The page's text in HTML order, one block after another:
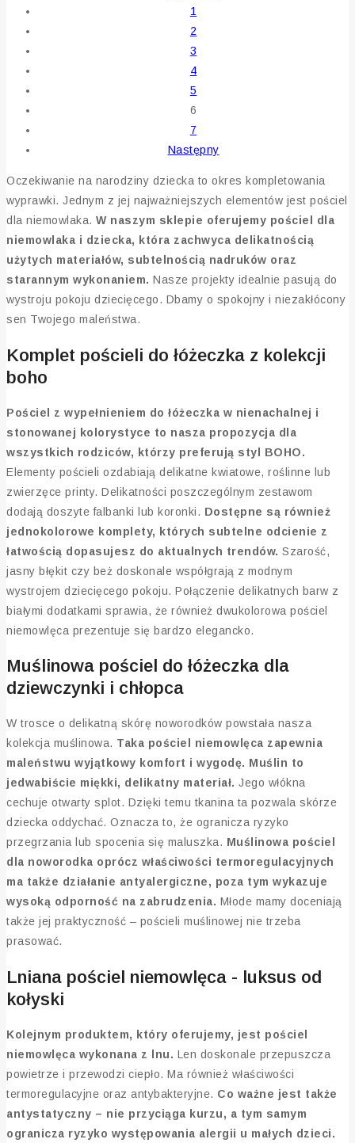
1
2
3
4
5
6
7
Następny
Oczekiwanie na narodziny dziecka to okres kompletowania
wyprawki. Jednym z jej najważniejszych elementów jest pościel
dla niemowlaka. W naszym sklepie oferujemy pościel dla
niemowlaka i dziecka, która zachwyca delikatnością
użytych materiałów, subtelnością nadruków oraz
starannym wykonaniem. Nasze projekty idealnie pasują do
wystroju pokoju dziecięcego. Dbamy o spokojny i niezakłócony
sen Twojego maleństwa.
Komplet pościeli do łóżeczka z kolekcji
boho
Pościel z wypełnieniem do łóżeczka w nienachalnej i
stonowanej kolorystyce to nasza propozycja dla
wszystkich rodziców, którzy preferują styl BOHO.
Elementy pościeli ozdabiają delikatne kwiatowe, roślinne lub
zwierzęce printy. Delikatności poszczególnym zestawom
dodają doszyte falbanki lub koronki. Dostępne są również
jednokolorowe komplety, których subtelne odcienie z
łatwością dopasujesz do aktualnych trendów. Szarość,
jasny błękit czy beż doskonale współgrają z modnym
wystrojem dziecięcego pokoju. Połączenie delikatnych barw z
białymi dodatkami sprawia, że również dwukolorowa pościel
niemowlęca prezentuje się bardzo elegancko.
Muślinowa pościel do łóżeczka dla
dziewczynki i chłopca
W trosce o delikatną skórę noworodków powstała nasza
kolekcja muślinowa. Taka pościel niemowlęca zapewnia
maleństwu wyjątkowy komfort i wygodę. Muślin to
jedwabiście miękki, delikatny materiał. Jego włókna
cechuje otwarty splot. Dzięki temu tkanina ta pozwala skórze
dziecka oddychać. Oznacza to, że ogranicza ryzyko
przegrzania lub spocenia się maluszka. Muślinowa pościel
dla noworodka oprócz właściwości termoregulacyjnych
ma także działanie antyalergiczne, poza tym wykazuje
wysoką odporność na zabrudzenia. Młode mamy doceniają
także jej praktyczność – pościeli muślinowej nie trzeba
prasować.
Lniana pościel niemowlęca - luksus od
kołyski
Kolejnym produktem, który oferujemy, jest pościel
niemowlęca wykonana z lnu. Len doskonale przepuszcza
powietrze i przewodzi ciepło. Ma również właściwości
termoregulacyjne oraz antybakteryjne. Co ważne jest także
antystatyczny – nie przyciąga kurzu, a tym samym
ogranicza ryzyko występowania alergii u małych dzieci.